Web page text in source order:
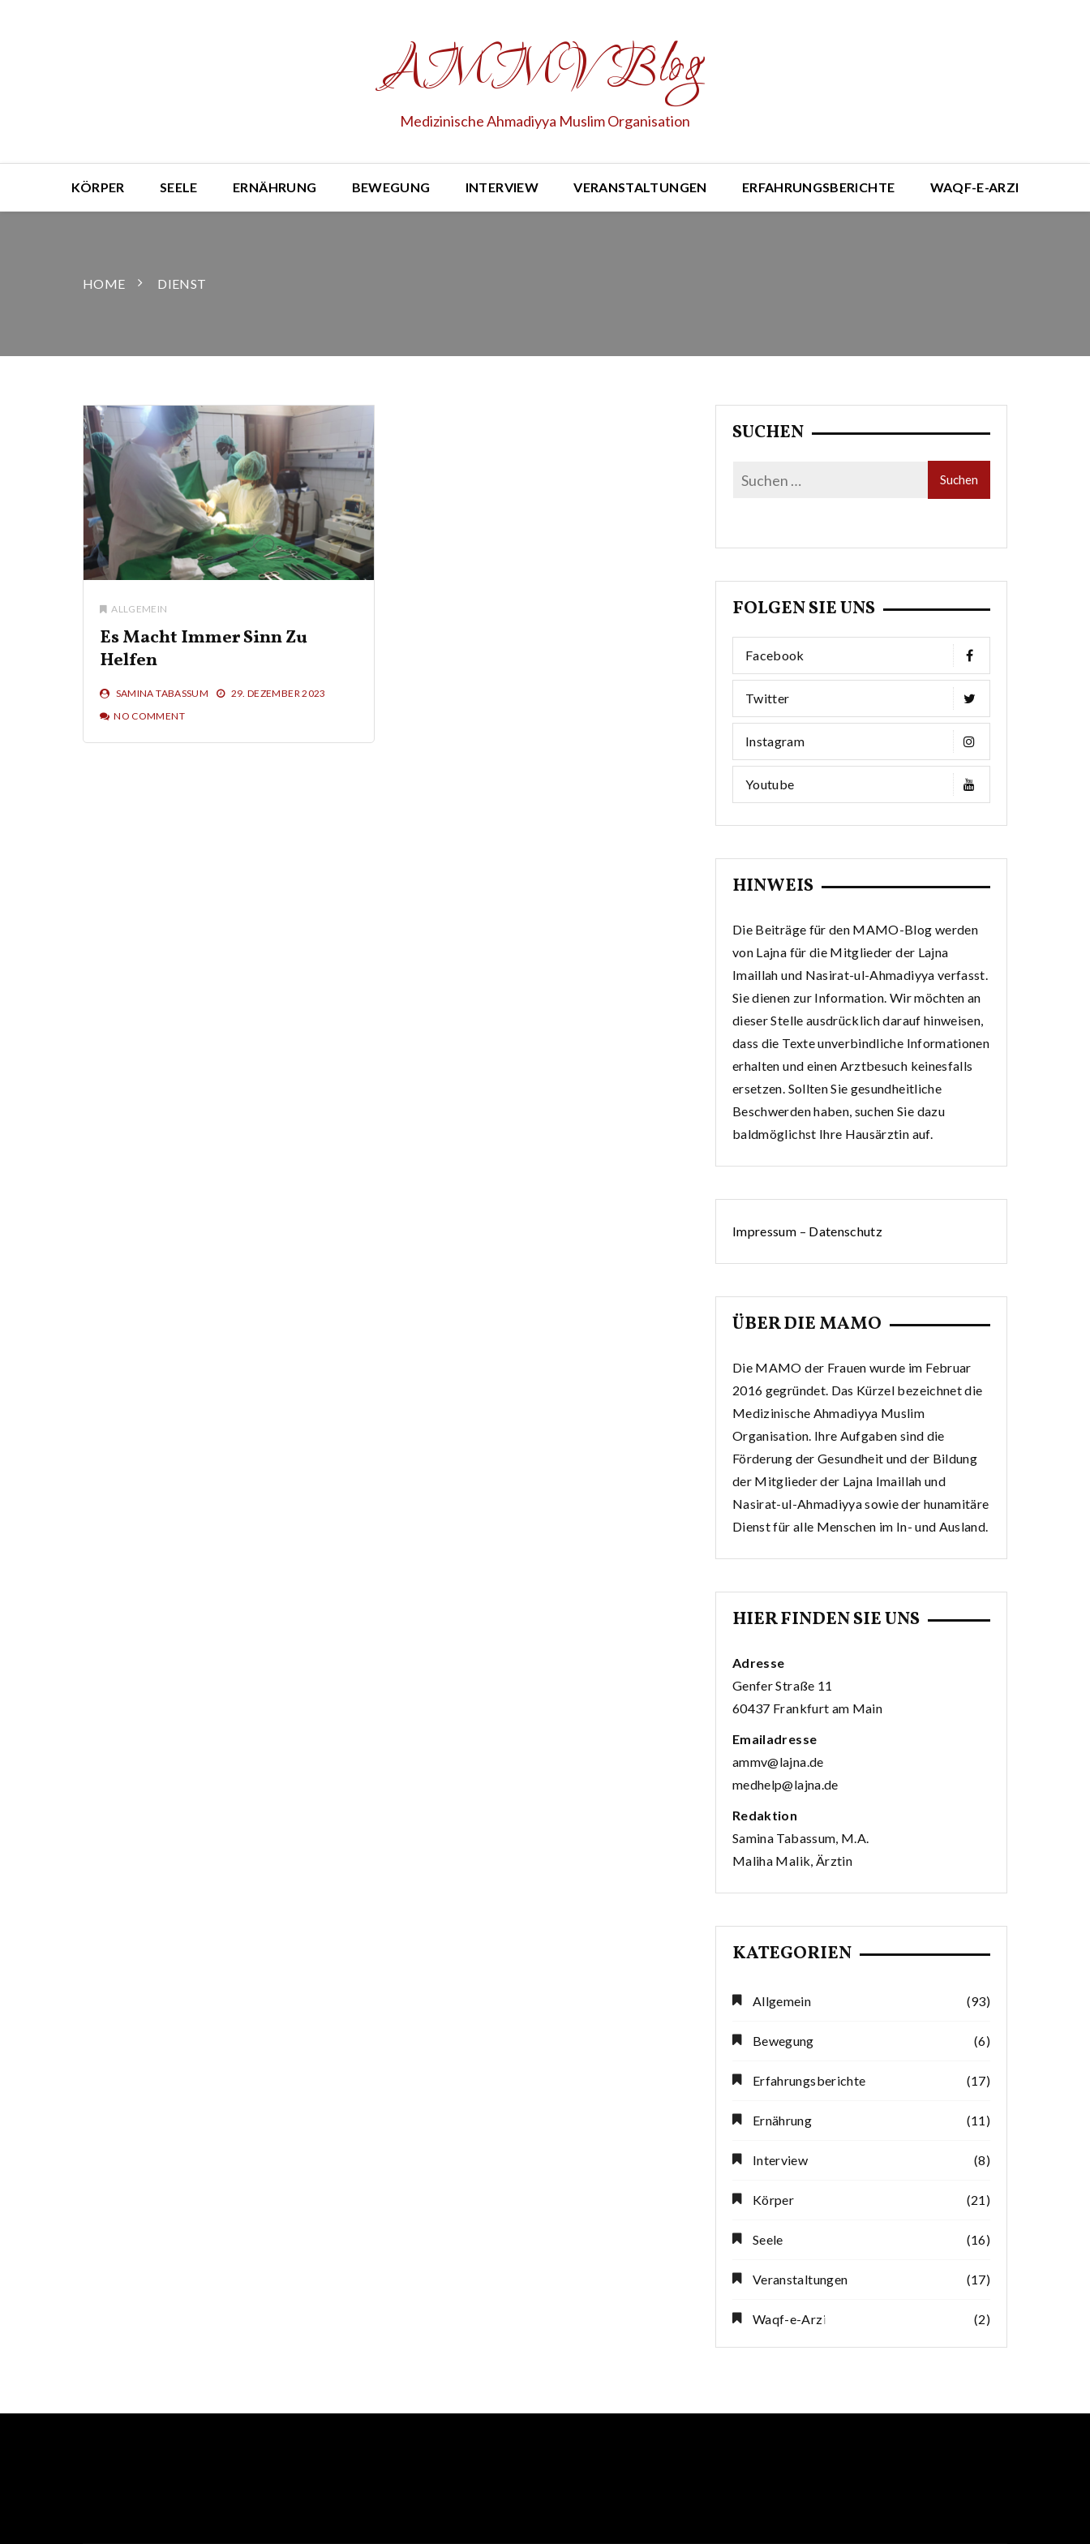
AMMV Blog
Medizinische Ahmadiyya Muslim Organisation
KÖRPER SEELE ERNÄHRUNG BEWEGUNG INTERVIEW VERANSTALTUNGEN ERFAHRUNGSBERICHTE WAQF-E-ARZI
HOME DIENST
ALLGEMEIN
Es Macht Immer Sinn Zu
Helfen
SAMINA TABASSUM
29. DEZEMBER 2023
NO COMMENT
SUCHEN
FOLGEN SIE UNS
Facebook
Twitter
Instagram
Youtube
HINWEIS
Die Beiträge für den MAMO-Blog werden
von Lajna für die Mitglieder der Lajna
Imaillah und Nasirat-ul-Ahmadiyya verfasst.
Sie dienen zur Information. Wir möchten an
dieser Stelle ausdrücklich darauf hinweisen,
dass die Texte unverbindliche Informationen
erhalten und einen Arztbesuch keinesfalls
ersetzen. Sollten Sie gesundheitliche
Beschwerden haben, suchen Sie dazu
baldmöglichst Ihre Hausärztin auf.
Impressum – Datenschutz
ÜBER DIE MAMO
Die MAMO der Frauen wurde im Februar
2016 gegründet. Das Kürzel bezeichnet die
Medizinische Ahmadiyya Muslim
Organisation. Ihre Aufgaben sind die
Förderung der Gesundheit und der Bildung
der Mitglieder der Lajna Imaillah und
Nasirat-ul-Ahmadiyya sowie der hunamitäre
Dienst für alle Menschen im In- und Ausland.
HIER FINDEN SIE UNS
Adresse
Genfer Straße 11
60437 Frankfurt am Main
Emailadresse
ammv@lajna.de
medhelp@lajna.de
Redaktion
Samina Tabassum, M.A.
Maliha Malik, Ärztin
KATEGORIEN
Allgemein (93)
Bewegung (6)
Erfahrungsberichte (17)
Ernährung (11)
Interview (8)
Körper (21)
Seele (16)
Veranstaltungen (17)
Waqf-e-Arzi (2)